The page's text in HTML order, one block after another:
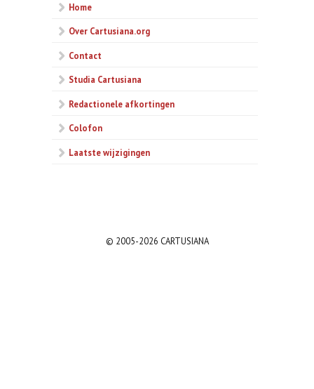
Home
Over Cartusiana.org
Contact
Studia Cartusiana
Redactionele afkortingen
Colofon
Laatste wijzigingen
© 2005-2026 CARTUSIANA